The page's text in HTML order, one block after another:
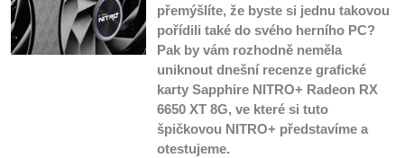
přemýšlíte, že byste si jednu takovou
pořídili také do svého herního PC?
Pak by vám rozhodně neměla
uniknout dnešní recenze grafické
karty Sapphire NITRO+ Radeon RX
6650 XT 8G, ve které si tuto
špičkovou NITRO+ představíme a
otestujeme.